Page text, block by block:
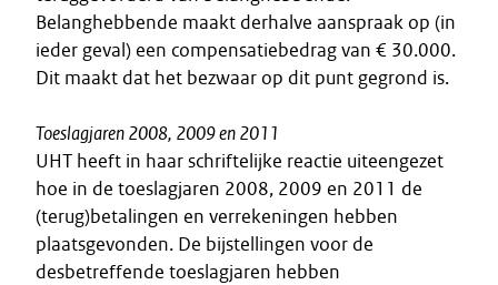
Belanghebbende maakt derhalve aanspraak op (in
ieder geval) een compensatiebedrag van € 30.000.
Dit maakt dat het bezwaar op dit punt gegrond is.
Toeslagjaren 2008, 2009 en 2011
UHT heeft in haar schriftelijke reactie uiteengezet
hoe in de toeslagjaren 2008, 2009 en 2011 de
(terug)betalingen en verrekeningen hebben
plaatsgevonden. De bijstellingen voor de
desbetreffende toeslagjaren hebben